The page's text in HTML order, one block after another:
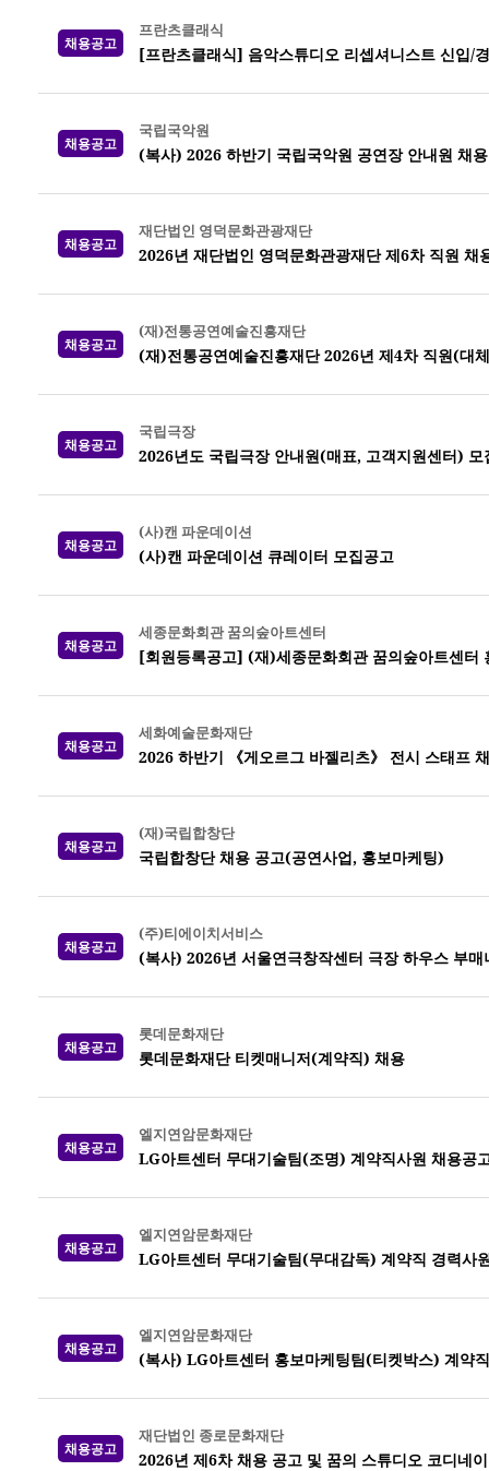
채용공고
프란츠클래식
[프란츠클래식] 음악스튜디오 리셉셔니스트 신입/
채용공고
국립국악원
(복사) 2026 하반기 국립국악원 공연장 안내원 채
채용공고
재단법인 영덕문화관광재단
2026년 재단법인 영덕문화관광재단 제6차 직원 채
채용공고
(재)전통공연예술진흥재단
(재)전통공연예술진흥재단 2026년 제4차 직원(대
채용공고
국립극장
2026년도 국립극장 안내원(매표, 고객지원센터) 모
채용공고
(사)캔 파운데이션
(사)캔 파운데이션 큐레이터 모집공고
채용공고
세종문화회관 꿈의숲아트센터
[회원등록공고] (재)세종문화회관 꿈의숲아트센터
채용공고
세화예술문화재단
2026 하반기 《게오르그 바젤리츠》 전시 스태프
채용공고
(재)국립합창단
국립합창단 채용 공고(공연사업, 홍보마케팅)
채용공고
(주)티에이치서비스
(복사) 2026년 서울연극창작센터 극장 하우스 부
채용공고
롯데문화재단
롯데문화재단 티켓매니저(계약직) 채용
채용공고
엘지연암문화재단
LG아트센터 무대기술팀(조명) 계약직사원 채용공
채용공고
엘지연암문화재단
LG아트센터 무대기술팀(무대감독) 계약직 경력사
채용공고
엘지연암문화재단
(복사) LG아트센터 홍보마케팅팀(티켓박스) 계약
채용공고
재단법인 종로문화재단
2026년 제6차 채용 공고 및 꿈의 스튜디오 코디네